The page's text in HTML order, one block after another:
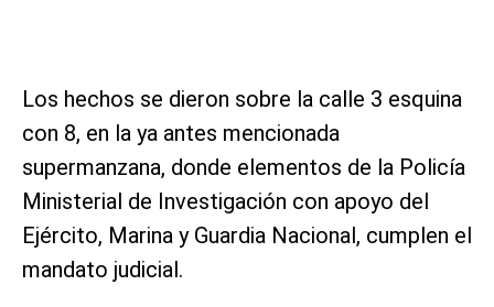
Los hechos se dieron sobre la calle 3 esquina
con 8, en la ya antes mencionada
supermanzana, donde elementos de la Policía
Ministerial de Investigación con apoyo del
Ejército, Marina y Guardia Nacional, cumplen el
mandato judicial.